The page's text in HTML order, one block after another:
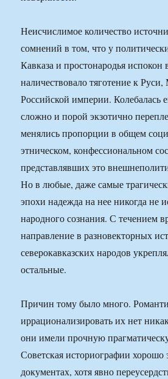
Неисчислимое количество
сомнений в том, что у
Кавказа и простонародья испокон
наличествовало тяготение к
Российской империи. Колебалась
сложно и порой экзотично
менялись пропорции в общем
этническом, конфессиональном
представлявших это
Но в любые, даже самые
эпохи надежда на нее никогда не
народного сознания. С течением
направление в разновекторных
северокавказских народов
остальные.
Причин тому было много.
иррационализировать их нет
они имели прочную
Советская историографии хорошо
документах, хотя явно